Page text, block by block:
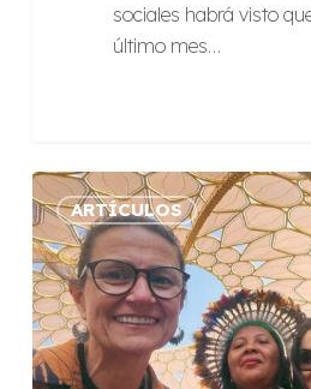
sociales habrá visto
último mes…
COP
28:
bastidores,
percepciones
y
representación
brasileña
ARTÍCULOS